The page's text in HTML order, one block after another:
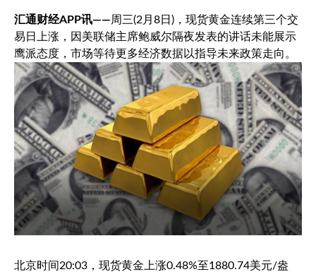
汇通财经APP讯——周三(2月8日)， 现货黄金连续第三个交
易日上涨，因美联储主席鲍威尔隔夜发表的讲话未能展示
鹰派态度，市场等待更多经济数据以指导未来政策走向。
北京时间20:03， 现货黄金 上涨0.48%至1880.74美元/盎